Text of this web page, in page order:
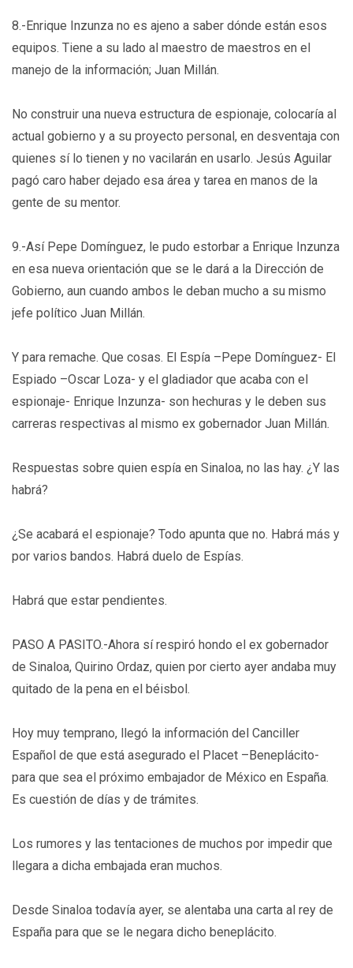
8.-Enrique Inzunza no es ajeno a saber dónde están esos
equipos. Tiene a su lado al maestro de maestros en el
manejo de la información; Juan Millán.
No construir una nueva estructura de espionaje, colocaría al
actual gobierno y a su proyecto personal, en desventaja con
quienes sí lo tienen y no vacilarán en usarlo. Jesús Aguilar
pagó caro haber dejado esa área y tarea en manos de la
gente de su mentor.
9.-Así Pepe Domínguez, le pudo estorbar a Enrique Inzunza
en esa nueva orientación que se le dará a la Dirección de
Gobierno, aun cuando ambos le deban mucho a su mismo
jefe político Juan Millán.
Y para remache. Que cosas. El Espía –Pepe Domínguez- El
Espiado –Oscar Loza- y el gladiador que acaba con el
espionaje- Enrique Inzunza- son hechuras y le deben sus
carreras respectivas al mismo ex gobernador Juan Millán.
Respuestas sobre quien espía en Sinaloa, no las hay. ¿Y las
habrá?
¿Se acabará el espionaje? Todo apunta que no. Habrá más y
por varios bandos. Habrá duelo de Espías.
Habrá que estar pendientes.
PASO A PASITO.-Ahora sí respiró hondo el ex gobernador
de Sinaloa, Quirino Ordaz, quien por cierto ayer andaba muy
quitado de la pena en el béisbol.
Hoy muy temprano, llegó la información del Canciller
Español de que está asegurado el Placet –Beneplácito-
para que sea el próximo embajador de México en España.
Es cuestión de días y de trámites.
Los rumores y las tentaciones de muchos por impedir que
llegara a dicha embajada eran muchos.
Desde Sinaloa todavía ayer, se alentaba una carta al rey de
España para que se le negara dicho beneplácito.